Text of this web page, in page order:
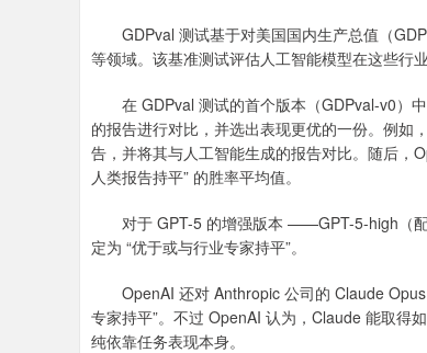
GDPval 测试基于对美国国内生产总值（GDP
等领域。该基准测试评估人工智能模型在这些行
在 GDPval 测试的首个版本（GDPval-v0）中
的报告进行对比，并选出表现更优的一份。例如
告，并将其与人工智能生成的报告对比。随后，
人类报告持平” 的胜率平均值。
对于 GPT-5 的增强版本 ——GPT-5-high（配
定为 “优于或与行业专家持平”。
OpenAI 还对 Anthropic 公司的 Claude Opus
专家持平”。不过 OpenAI 认为，Claude 能取得
纯依靠任务表现本身。
39.68 1.02% 深证成指